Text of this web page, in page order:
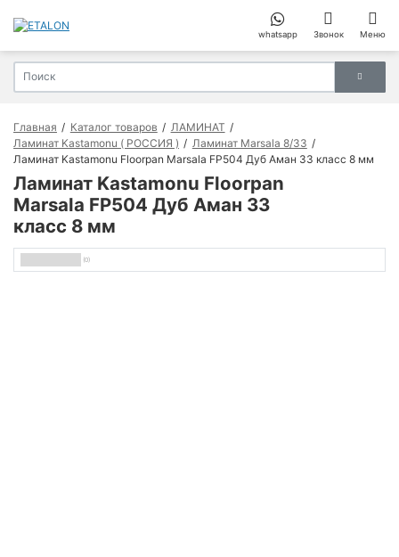
whatsapp Звонок Меню
Главная Каталог товаров
ЛАМИНАТ
Ламинат Kastamonu ( РОССИЯ )
Ламинат Marsala 8/33
Ламинат Kastamonu Floorpan Marsala FP504 Дуб Аман 33 класс 8 мм
Ламинат Kastamonu Floorpan
Marsala FP504 Дуб Аман 33
класс 8 мм
(0)